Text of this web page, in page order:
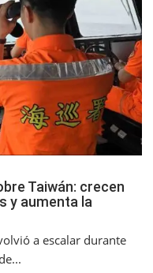
Taiwán: crecen
y aumenta la
a escalar durante